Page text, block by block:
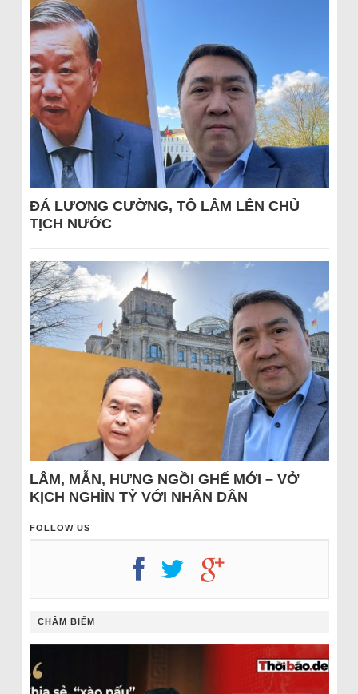
ĐÁ LƯƠNG CƯỜNG, TÔ LÂM LÊN CHỦ
TỊCH NƯỚC
LÂM, MẪN, HƯNG NGỒI GHẾ MỚI – VỞ
KỊCH NGHÌN TỶ VỚI NHÂN DÂN
FOLLOW US
CHÂM BIẾM